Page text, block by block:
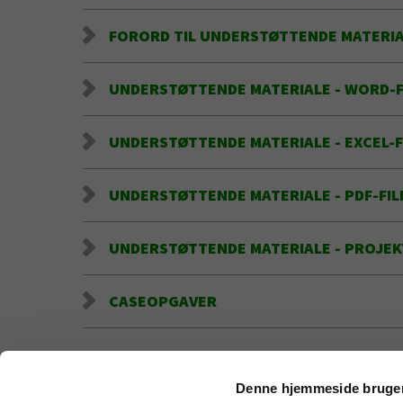
Denne hjemmeside
FORORD TIL UNDERSTØTTENDE
UNDERSTØTTENDE MATERIALE - WORD-
UNDERSTØTTENDE MATERIALE - EXCEL-
UNDERSTØTTENDE MATERIALE - PDF-
UNDERSTØTTENDE MATERIALE -
CASEOPGAVER